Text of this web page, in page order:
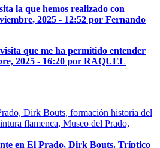
la que hemos realizado con
2025 - 12:52 por Fernando
que me ha permitido entender
2025 - 16:20 por RAQUEL
en El Prado, Dirk Bouts. Tríptico